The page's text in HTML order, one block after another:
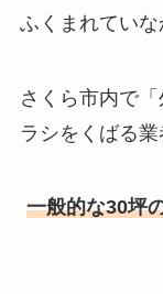
ふくまれていな
さくら市内で
ラシをくばる業
一般的な30坪